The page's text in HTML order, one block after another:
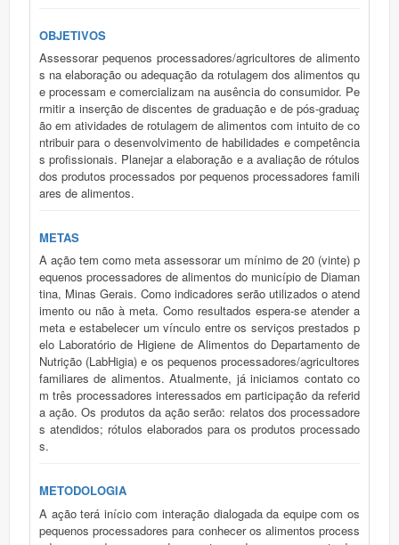
OBJETIVOS
Assessorar pequenos processadores/agricultores de alimento
s na elaboração ou adequação da rotulagem dos alimentos qu
e processam e comercializam na ausência do consumidor. Pe
rmitir a inserção de discentes de graduação e de pós-graduaç
ão em atividades de rotulagem de alimentos com intuito de co
ntribuir para o desenvolvimento de habilidades e competência
s profissionais. Planejar a elaboração e a avaliação de rótulos
dos produtos processados por pequenos processadores famili
ares de alimentos.
METAS
A ação tem como meta assessorar um mínimo de 20 (vinte) p
equenos processadores de alimentos do município de Diaman
tina, Minas Gerais. Como indicadores serão utilizados o atend
imento ou não à meta. Como resultados espera-se atender a
meta e estabelecer um vínculo entre os serviços prestados p
elo Laboratório de Higiene de Alimentos do Departamento de
Nutrição (LabHigia) e os pequenos processadores/agricultores
familiares de alimentos. Atualmente, já iniciamos contato co
m três processadores interessados em participação da referid
a ação. Os produtos da ação serão: relatos dos processadore
s atendidos; rótulos elaborados para os produtos processado
s.
METODOLOGIA
A ação terá início com interação dialogada da equipe com os
pequenos processadores para conhecer os alimentos process